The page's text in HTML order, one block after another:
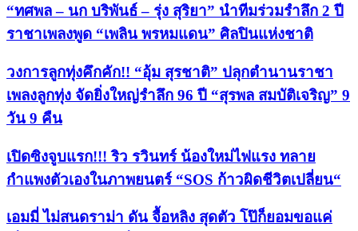
“ทศพล – นก บริพันธ์ – รุ่ง สุริยา” นำทีมร่วมรำลึก 2 ปี
ราชาเพลงพูด “เพลิน พรหมแดน” ศิลปินแห่งชาติ
วงการลูกทุ่งคึกคัก!! “อุ้ม สุรชาติ” ปลุกตำนานราชา
เพลงลูกทุ่ง จัดยิ่งใหญ่รำลึก 96 ปี “สุรพล สมบัติเจริญ” 9
วัน 9 คืน
เปิดซิงจูบแรก!!! ริว รวินทร์ น้องใหม่ไฟแรง ทลาย
กำแพงตัวเองในภาพยนตร์ “SOS ก้าวผิดชีวิตเปลี่ยน“
เอมมี่ ไม่สนดราม่า ดัน จื้อหลิง สุดตัว โป๊ก็ยอมขอแค่